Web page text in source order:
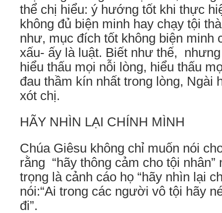
thể chị hiểu: ý hướng tốt khi thực
không đủ biện minh hay chạy tội
như, mục đích tốt không biện minh
xấu- ấy là luật. Biết như thế,
hiểu thấu mọi nỗi lòng, hiểu thấu
đau thầm kín nhất trong lòng, Ngài
xót chị.
HÃY NHÌN LẠI CHÍNH MÌNH
Chúa Giêsu không chỉ muốn nói
rằng “hãy thông cảm cho tội nhân”
trọng là cảnh cáo họ “hãy nhìn lại
nói:“Ai trong các người vô tội hãy
đi”.